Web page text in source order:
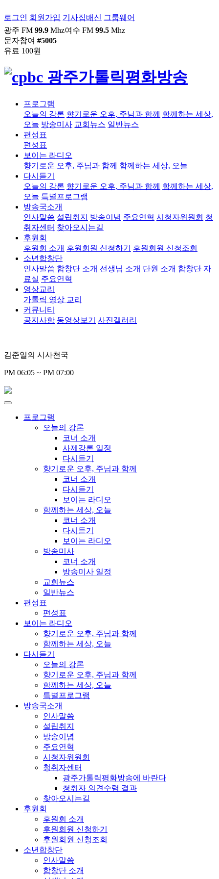
로그인 회원가입 기사집배신 그룹웨어
광주 FM 99.9 Mhz여수 FM 99.5 Mhz
문자참여 #5005
유료 100원
프로그램
오늘의 강론 향기로운 오후, 주님과 함께 함께하는 세상,
오늘 방송미사 교회뉴스 일반뉴스
편성표
편성표
보이는 라디오
향기로운 오후, 주님과 함께 함께하는 세상, 오늘
다시듣기
오늘의 강론 향기로운 오후, 주님과 함께 함께하는 세상,
오늘 특별프로그램
방송국소개
인사말씀 설립취지 방송이념 주요연혁 시청자위원회 청
취자센터 찾아오시는길
후원회
후원회 소개 후원회원 신청하기
후원회원 신청조회
소년합창단
인사말씀 합창단 소개 선생님 소개 단원 소개 합창단 자
료실 주요연혁
영상교리
가톨릭 영상 교리
커뮤니티
공지사항 동영상보기 사진갤러리
김준일의 시사천국
PM 06:05 ~ PM 07:00
프로그램
오늘의 강론
코너 소개
사제강론 일정
다시듣기
향기로운 오후, 주님과 함께
코너 소개
다시듣기
보이는 라디오
함께하는 세상, 오늘
코너 소개
다시듣기
보이는 라디오
방송미사
코너 소개
방송미사 일정
교회뉴스
일반뉴스
편성표
편성표
보이는 라디오
향기로운 오후, 주님과 함께
함께하는 세상, 오늘
다시듣기
오늘의 강론
향기로운 오후, 주님과 함께
함께하는 세상, 오늘
특별프로그램
방송국소개
인사말씀
설립취지
방송이념
주요연혁
시청자위원회
청취자센터
광주가톨릭평화방송에 바란다
청취자 의견수렴 결과
찾아오시는길
후원회
후원회 소개
후원회원 신청하기
후원회원 신청조회
소년합창단
인사말씀
합창단 소개